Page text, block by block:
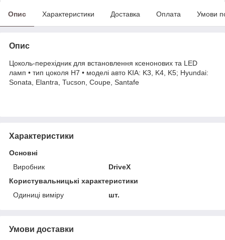
Опис Характеристики Доставка Оплата Умови
Опис
Цоколь-перехідник для встановлення ксенонових та LED
ламп • тип цоколя Н7 • моделі авто KIA: K3, K4, K5; Hyundai:
Sonata, Elantra, Tucson, Coupe, Santafe
Характеристики
Основні
Виробник
DriveX
Користувальницькі характеристики
Одиниці виміру
шт.
Умови доставки